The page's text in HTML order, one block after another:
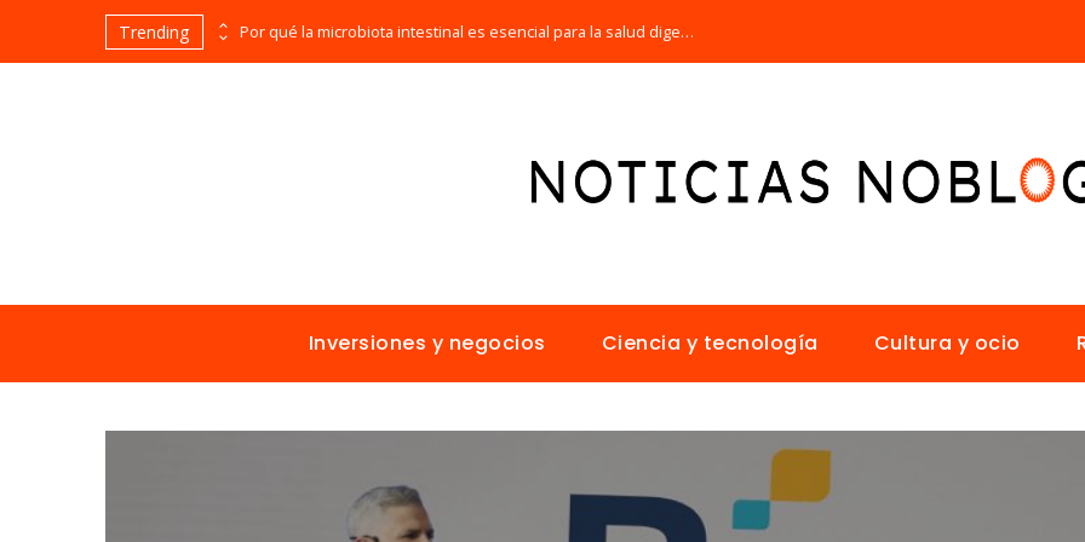
Trending Las 15 misiones espaciales fundamentales en la historia de la humanidad Por qué la microbiota intestinal es esencial para la salud digestiva
Inversiones y negocios Ciencia y tecnología Cultura y ocio